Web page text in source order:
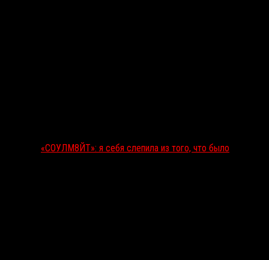
«СОУЛМ8ЙТ»: я себя слепила из того, что было